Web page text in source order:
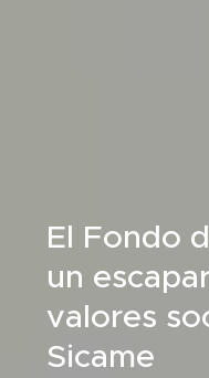
El Fondo
un
valores
Sicame